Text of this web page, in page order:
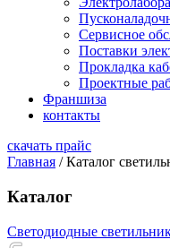
Сервисное
Поставки
Прокладка
Проектные
Франшиза
контакты
скачать прайс
Главная / Каталог
Каталог
Светодиодные